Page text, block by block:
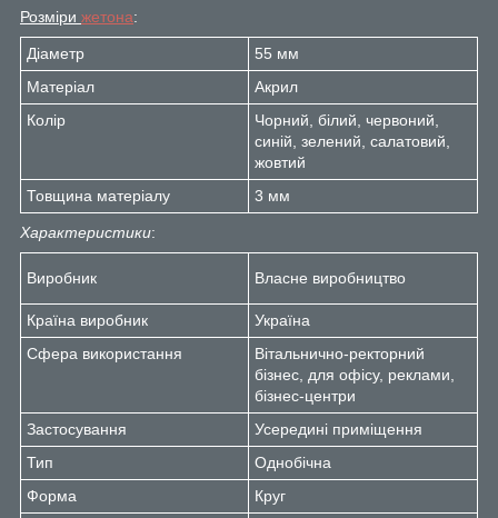
Розміри жетона:
Діаметр
55 мм
Матеріал
Акрил
Колір
Чорний, білий, червоний,
синій, зелений, салатовий,
жовтий
Товщина матеріалу
3 мм
Характеристики:
Виробник Власне виробництво
Країна виробник
Україна
Сфера використання
Вітальнично-ректорний
бізнес, для офісу, реклами,
бізнес-центри
Застосування
Усередині приміщення
Тип
Однобічна
Форма
Круг